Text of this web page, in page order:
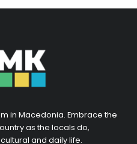
in Macedonia. Embrace the
as the locals do,
and daily life.